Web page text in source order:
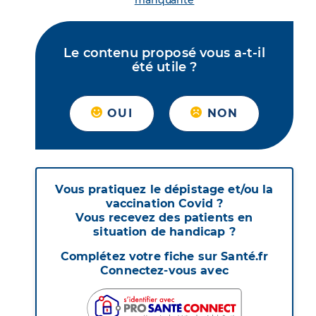
Le contenu proposé vous a-t-il
été utile ?
OUI NON
Vous pratiquez le dépistage et/ou la
vaccination Covid ?
Vous recevez des patients en
situation de handicap ?
Complétez votre fiche sur Santé.fr
Connectez-vous avec